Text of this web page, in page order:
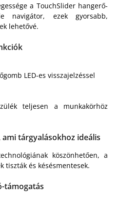
a TouchSlider hangerő-
navigátor, ezek gyorsabb,
lehetővé.
LED-es visszajelzéssel
teljesen a munkakörhöz
tárgyalásokhoz ideális
köszönhetően, a
tiszták és késésmentesek.
támogatás